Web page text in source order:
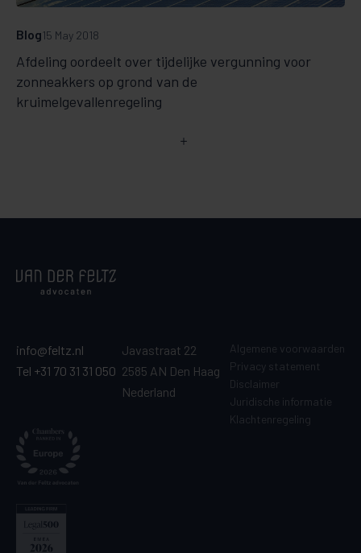
Afdeling oordeelt over tijdelijke vergunning voor
zonneakkers op grond van de
kruimelgevallenregeling
Blog15 May 2018
info@feltz.nl
Tel +31 70 31 31 050
Javastraat 22
2585 AN Den Haag
Nederland
Algemene voorwaarden
Privacy statement
Disclaimer
Juridische informatie
Klachtenregeling